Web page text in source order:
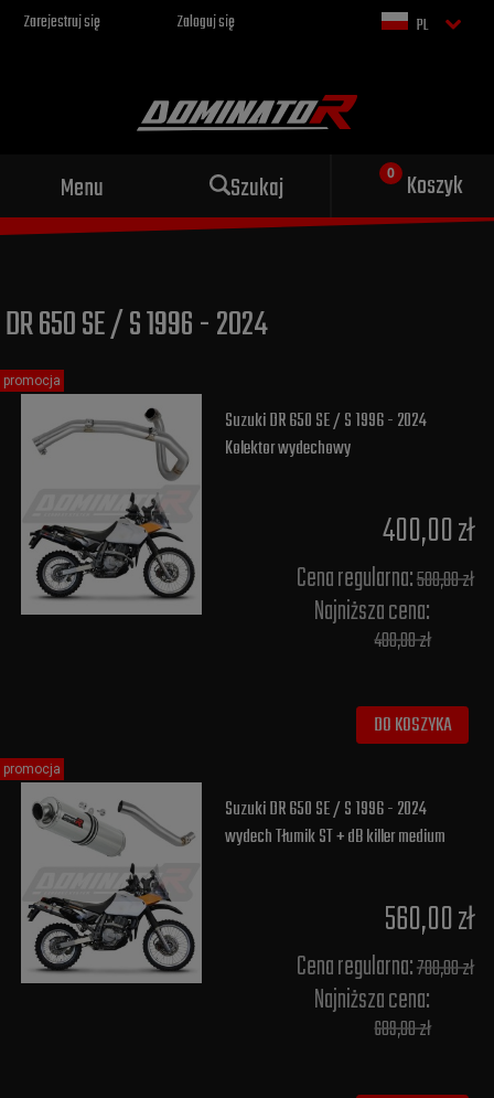
Zarejestruj się Zaloguj się PL
Menu Szukaj Koszyk
Sportowy wydech dla Twojego
DR 650 SE / S 1996 - 2024
Suzuki DR 650 SE / S 1996 - 2024
Kolektor wydechowy
400,00 zł
Cena regularna:500,00 zł
Najniższa cena:
400,00 zł
DO KOSZYKA
promocja
Suzuki DR 650 SE / S 1996 - 2024
wydech Tłumik ST + dB killer medium
560,00 zł
Cena regularna:700,00 zł
Najniższa cena:
689,00 zł
promocja